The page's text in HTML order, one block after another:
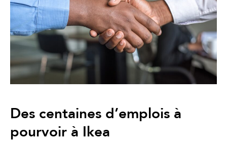
Des centaines d’emplois à
pourvoir à Ikea